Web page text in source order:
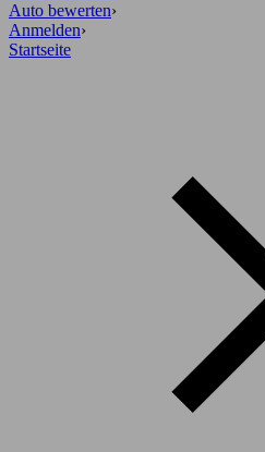
Auto bewerten›
Anmelden›
Startseite